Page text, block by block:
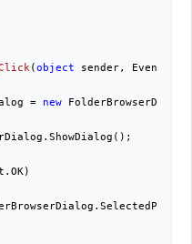
(object sender,
= new